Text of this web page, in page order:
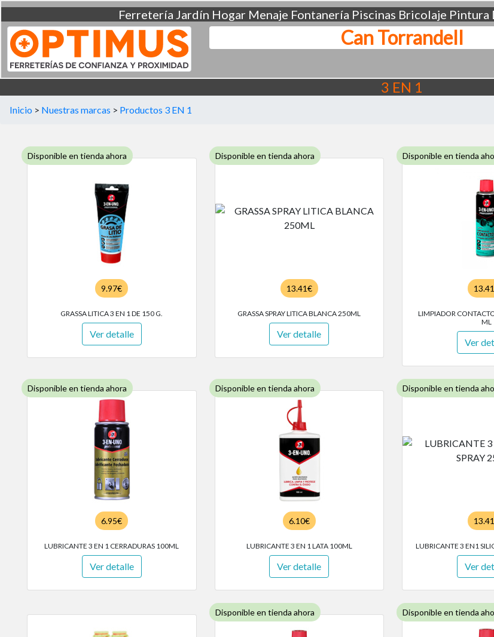
Ferretería Jardín Hogar Menaje Fontanería Piscinas Bricolaje Pintura
Can Torrandell
3 EN 1
Inicio > Nuestras marcas > Productos 3 EN 1
Disponible en tienda ahora
9.97€
GRASSA LITICA 3 EN 1 DE 150 G.
Ver detalle
Disponible en tienda ahora
13.41€
GRASSA SPRAY LITICA BLANCA 250ML
Ver detalle
Disponible en tienda
LIMPIADOR
ML
Ver
Disponible en tienda ahora
6.95€
LUBRICANTE 3 EN 1 CERRADURAS 100ML
Ver detalle
Disponible en tienda ahora
6.10€
LUBRICANTE 3 EN 1 LATA 100ML
Ver detalle
Disponible en tienda
LUBRICANTE 3 EN1
Ver
Disponible en tienda ahora Disponible en tienda